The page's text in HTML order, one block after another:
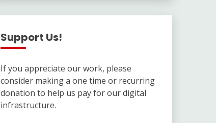
Support Us!
If you appreciate our work, please
consider making a one time or recurring
donation to help us pay for our digital
infrastructure.